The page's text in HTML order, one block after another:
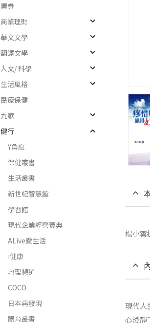
楊小雲
現代人
心澄靜
票券
商業理財
華文文學
翻譯文學
人文/ 科學
生活風格
醫療保健
九歌
健行
Y角度
保健叢書
生活叢書
新世紀智慧館
學習館
現代企業經營寶典
ALive愛生活
i健康
地理頻道
COCO
日本再發現
體育叢書